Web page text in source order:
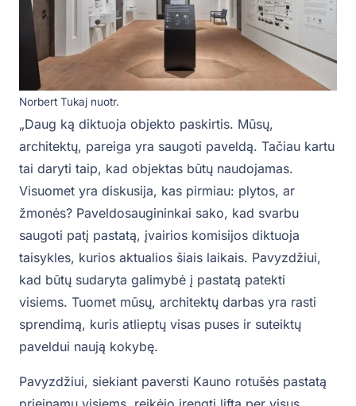
Norbert Tukaj nuotr.
„Daug ką diktuoja objekto paskirtis. Mūsų,
architektų, pareiga yra saugoti paveldą. Tačiau kartu
tai daryti taip, kad objektas būtų naudojamas.
Visuomet yra diskusija, kas pirmiau: plytos, ar
žmonės? Paveldosaugininkai sako, kad svarbu
saugoti patį pastatą, įvairios komisijos diktuoja
taisykles, kurios aktualios šiais laikais. Pavyzdžiui,
kad būtų sudaryta galimybė į pastatą patekti
visiems. Tuomet mūsų, architektų darbas yra rasti
sprendimą, kuris atlieptų visas puses ir suteiktų
paveldui naują kokybę.
Pavyzdžiui, siekiant paversti Kauno rotušės pastatą